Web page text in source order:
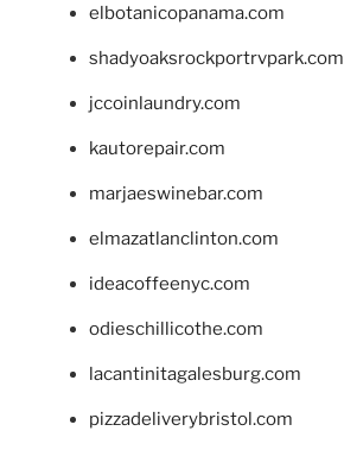
elbotanicopanama.com
shadyoaksrockportrvpark.com
jccoinlaundry.com
kautorepair.com
marjaeswinebar.com
elmazatlanclinton.com
ideacoffeenyc.com
odieschillicothe.com
lacantinitagalesburg.com
pizzadeliverybristol.com